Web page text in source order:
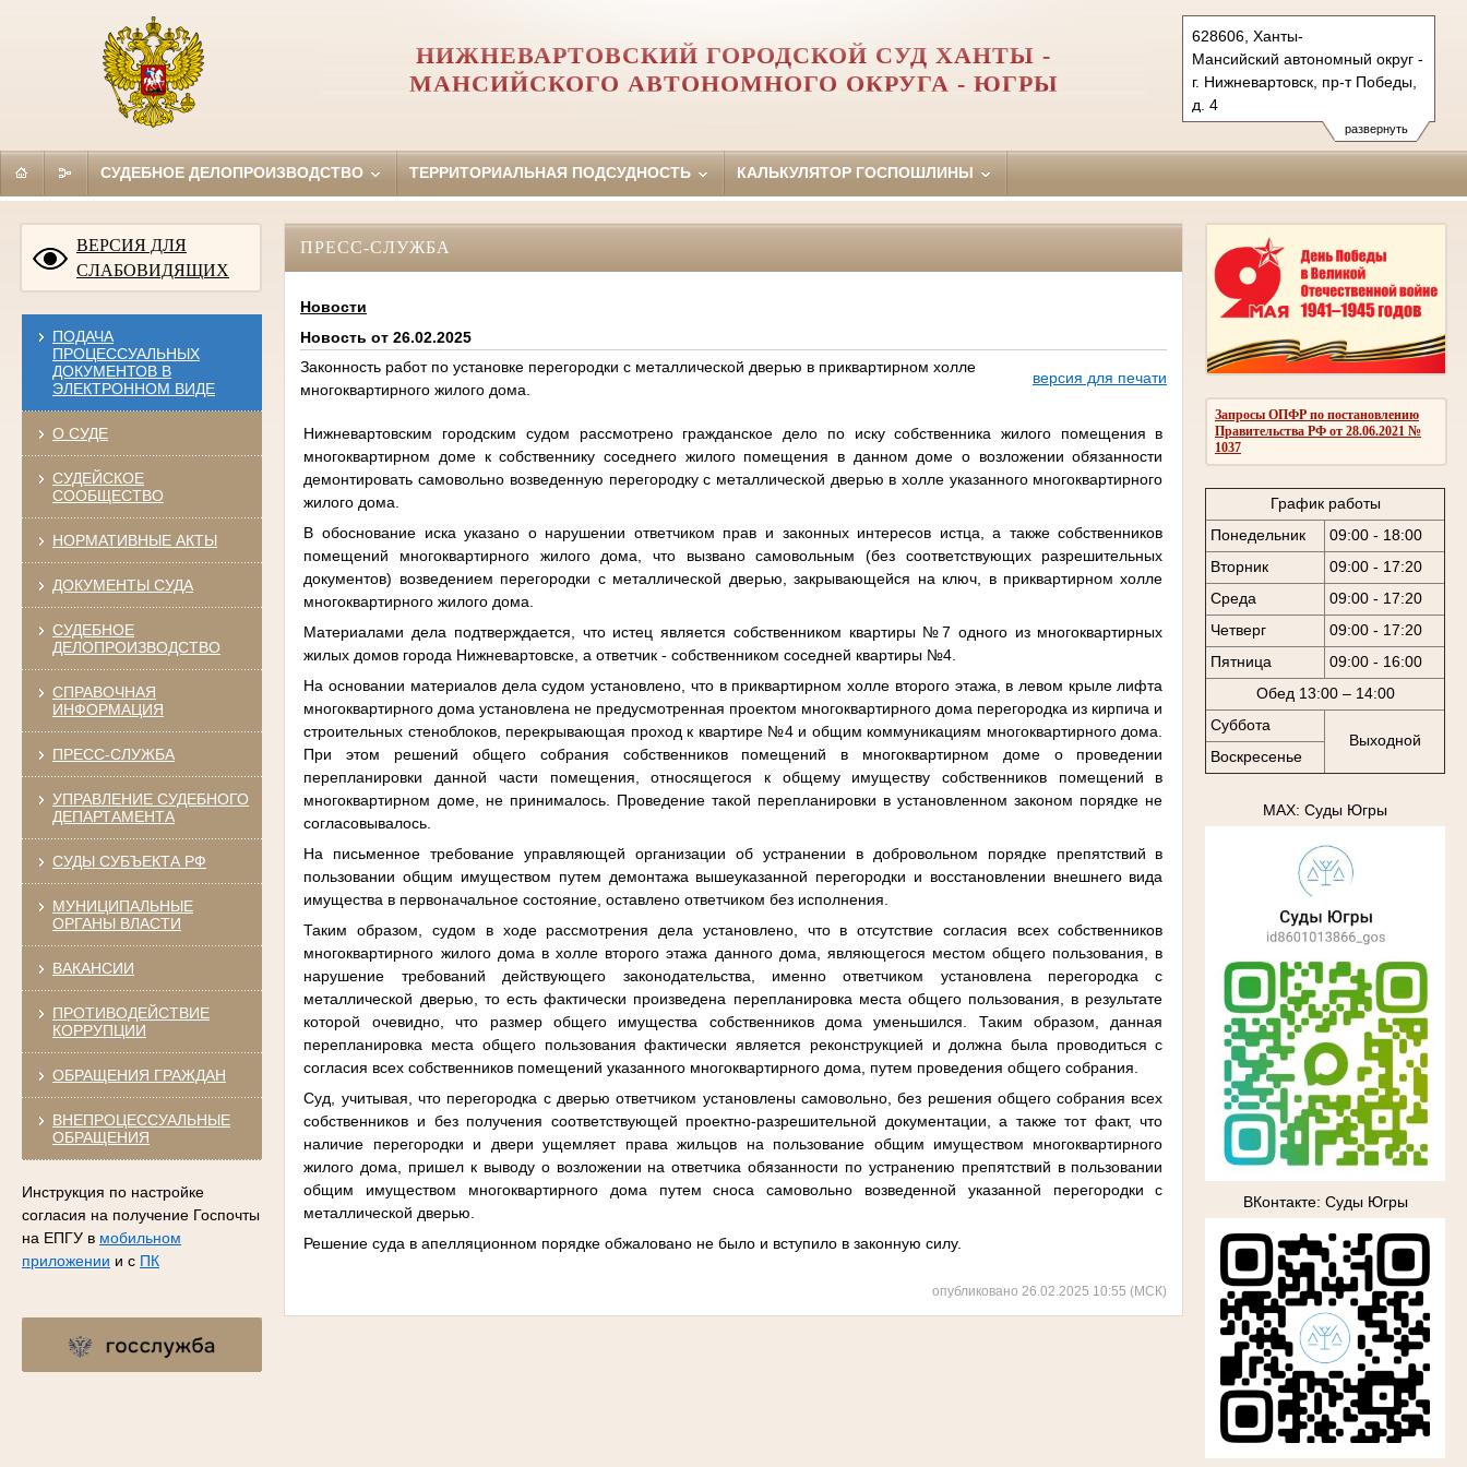
развернуть
628606, Ханты-
Мансийский автономный округ -
г. Нижневартовск, пр-т Победы,
д. 4
Тел.: (3466) 29-11-52
vartovgor.hmao@sudrf.ru
НИЖНЕВАРТОВСКИЙ ГОРОДСКОЙ СУД ХАНТЫ -
МАНСИЙСКОГО АВТОНОМНОГО ОКРУГА - ЮГРЫ
СУДЕБНОЕ ДЕЛОПРОИЗВОДСТВО ТЕРРИТОРИАЛЬНАЯ ПОДСУДНОСТЬ КАЛЬКУЛЯТОР ГОСПОШЛИНЫ
ВЕРСИЯ ДЛЯ
СЛАБОВИДЯЩИХ
ПОДАЧА
ПРОЦЕССУАЛЬНЫХ
ДОКУМЕНТОВ В
ЭЛЕКТРОННОМ ВИДЕ
О СУДЕ
СУДЕЙСКОЕ
СООБЩЕСТВО
НОРМАТИВНЫЕ АКТЫ
ДОКУМЕНТЫ СУДА
СУДЕБНОЕ
ДЕЛОПРОИЗВОДСТВО
СПРАВОЧНАЯ
ИНФОРМАЦИЯ
ПРЕСС-СЛУЖБА
УПРАВЛЕНИЕ СУДЕБНОГО
ДЕПАРТАМЕНТА
СУДЫ СУБЪЕКТА РФ
МУНИЦИПАЛЬНЫЕ
ОРГАНЫ ВЛАСТИ
ВАКАНСИИ
ПРОТИВОДЕЙСТВИЕ
КОРРУПЦИИ
ОБРАЩЕНИЯ ГРАЖДАН
ВНЕПРОЦЕССУАЛЬНЫЕ
ОБРАЩЕНИЯ
Инструкция по настройке
согласия на получение Госпочты
на ЕПГУ в мобильном
приложении и с ПК
Запросы ОПФР по постановлению
Правительства РФ от 28.06.2021 №
1037
График работы
Понедельник
09:00 - 18:00
Вторник
09:00 - 17:20
Среда
09:00 - 17:20
Четверг
09:00 - 17:20
Пятница
09:00 - 16:00
Обед 13:00 – 14:00
Суббота
Выходной
Воскресенье
MAX: Суды Югры
ВКонтакте: Суды Югры
ПРЕСС-СЛУЖБА
Новости
Новость от 26.02.2025
Законность работ по установке перегородки с металлической дверью в приквартирном холле
многоквартирного жилого дома.
версия для печати
Нижневартовским городским судом рассмотрено гражданское дело по иску собственника жилого помещения в
многоквартирном доме к собственнику соседнего жилого помещения в данном доме о возложении обязанности
демонтировать самовольно возведенную перегородку с металлической дверью в холле указанного многоквартирного
жилого дома.
В обоснование иска указано о нарушении ответчиком прав и законных интересов истца, а также собственников
помещений многоквартирного жилого дома, что вызвано самовольным (без соответствующих разрешительных
документов) возведением перегородки с металлической дверью, закрывающейся на ключ, в приквартирном холле
многоквартирного жилого дома.
Материалами дела подтверждается, что истец является собственником квартиры №7 одного из многоквартирных
жилых домов города Нижневартовске, а ответчик - собственником соседней квартиры №4.
На основании материалов дела судом установлено, что в приквартирном холле второго этажа, в левом крыле лифта
многоквартирного дома установлена не предусмотренная проектом многоквартирного дома перегородка из кирпича и
строительных стеноблоков, перекрывающая проход к квартире №4 и общим коммуникациям многоквартирного дома.
При этом решений общего собрания собственников помещений в многоквартирном доме о проведении
перепланировки данной части помещения, относящегося к общему имуществу собственников помещений в
многоквартирном доме, не принималось. Проведение такой перепланировки в установленном законом порядке не
согласовывалось.
На письменное требование управляющей организации об устранении в добровольном порядке препятствий в
пользовании общим имуществом путем демонтажа вышеуказанной перегородки и восстановлении внешнего вида
имущества в первоначальное состояние, оставлено ответчиком без исполнения.
Таким образом, судом в ходе рассмотрения дела установлено, что в отсутствие согласия всех собственников
многоквартирного жилого дома в холле второго этажа данного дома, являющегося местом общего пользования, в
нарушение требований действующего законодательства, именно ответчиком установлена перегородка с
металлической дверью, то есть фактически произведена перепланировка места общего пользования, в результате
которой очевидно, что размер общего имущества собственников дома уменьшился. Таким образом, данная
перепланировка места общего пользования фактически является реконструкцией и должна была проводиться с
согласия всех собственников помещений указанного многоквартирного дома, путем проведения общего собрания.
Суд, учитывая, что перегородка с дверью ответчиком установлены самовольно, без решения общего собрания всех
собственников и без получения соответствующей проектно-разрешительной документации, а также тот факт, что
наличие перегородки и двери ущемляет права жильцов на пользование общим имуществом многоквартирного
жилого дома, пришел к выводу о возложении на ответчика обязанности по устранению препятствий в пользовании
общим имуществом многоквартирного дома путем сноса самовольно возведенной указанной перегородки с
металлической дверью.
Решение суда в апелляционном порядке обжаловано не было и вступило в законную силу.
опубликовано 26.02.2025 10:55 (МСК)